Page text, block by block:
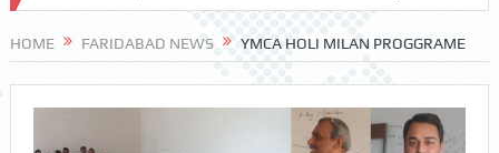
HOME FARIDABAD NEWS YMCA HOLI MILAN PROGGRAME